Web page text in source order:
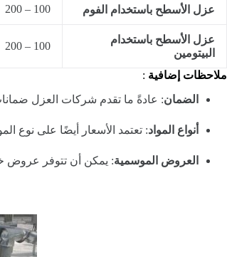
عزل الأسطح باستخدام الفوم 100 – 200
عزل الأسطح باستخدام
البيتومين
100 – 200
ملاحظات إضافية :
الضمان: عادةً ما تقدم شركات العزل ضمانات تتراوح بين 5 إلى
أنواع المواد: تعتمد الأسعار أيضًا على نوع
العروض الموسمية: يمكن أن تتوفر عروض